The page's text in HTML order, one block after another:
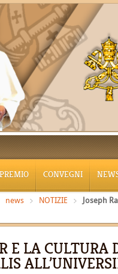
PREMIO CONVEGNI
news NOTIZIE
Joseph
E LA CULTURA